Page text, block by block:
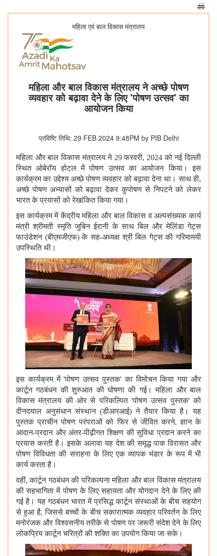
महिला एवं बाल विकास मंत्रालय
महिला और बाल विकास मंत्रालय ने अच्छे पोषण
व्यवहार को बढ़ावा देने के लिए 'पोषण उत्सव' का
आयोजन किया
प्रविष्टि तिथि: 29 FEB 2024 9:48PM by PIB Delhi
महिला और बाल विकास मंत्रालय ने 29 फरवरी, 2024 को नई दिल्ली
स्थित ओबेरॉय होटल में पोषण उत्सव का आयोजन किया। इस
कार्यक्रम का उद्देश्य अच्छे पोषण व्यवहार को बढ़ावा देना था। साथ ही,
अच्छे पोषण अभ्यासों को बढ़ावा देकर कुपोषण से निपटने को लेकर
भारत के प्रयासों को रेखांकित किया गया।
इस कार्यक्रम में केंद्रीय महिला और बाल विकास व अल्पसंख्यक कार्य
मंत्री श्रीमती स्मृति जुबिन ईरानी के साथ बिल और मेलिंडा गेट्स
फाउंडेशन (बीएमजीएफ) के सह-अध्यक्ष श्री बिल गेट्स की गरिमामयी
उपस्थिति थी।
इस कार्यक्रम में 'पोषण उत्सव पुस्तक' का विमोचन किया गया और
कार्टून गठबंधन की शुरुआत की घोषणा की गई। महिला और बाल
विकास मंत्रालय की ओर से परिकल्पित 'पोषण उत्सव पुस्तक' को
दीनदयाल अनुसंधान संस्थान (डीआरआई) ने तैयार किया है। यह
पुस्तक प्राचीन पोषण परंपराओं को फिर से जीवित करने, ज्ञान के
आदान-प्रदान और अंतर-पीढ़ीगत शिक्षण की सुविधा प्रदान करने का
प्रयास करती है। इसके अलावा यह देश की समृद्ध पाक विरासत और
पोषण विविधता की सराहना के लिए एक व्यापक भंडार के रूप में भी
कार्य करता है।
वहीं, कार्टून गठबंधन की परिकल्पना महिला और बाल विकास मंत्रालय
की सहभागिता में पोषण के लिए सहायता और योगदान देने के लिए की
गई है। यह गठबंधन भारत में प्रसिद्ध कार्टून संस्थाओं के बीच सहयोग
से हुआ है, जिससे बच्चों के बीच सकारात्मक व्यवहार परिवर्तन के लिए
मनोरंजक और विश्वसनीय तरीके से पोषण पर जरूरी संदेश देने के लिए
लोकप्रिय कार्टून चरित्रों की शक्ति का उपयोग किया जा सके।